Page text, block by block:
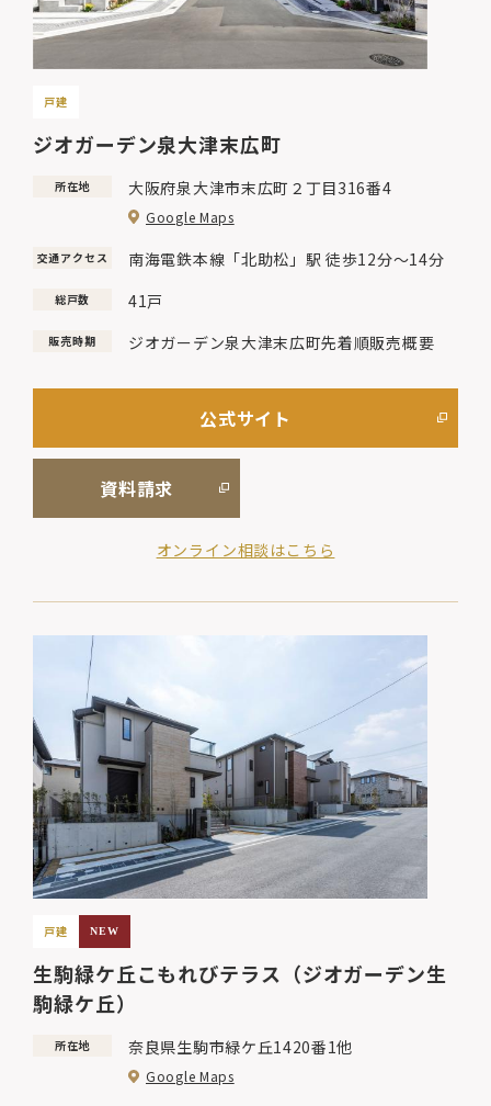
戸建
ジオガーデン泉大津末広町
所在地 大阪府泉大津市末広町２丁目316番4
Google Maps
交通アクセス 南海電鉄本線「北助松」駅 徒歩12分～14分
総戸数 41戸
販売時期 ジオガーデン泉大津末広町先着順販売概要
公式サイト
資料請求
オンライン相談はこちら
戸建 NEW
生駒緑ケ丘こもれびテラス（ジオガーデン生
駒緑ケ丘）
所在地 奈良県生駒市緑ケ丘1420番1他
Google Maps